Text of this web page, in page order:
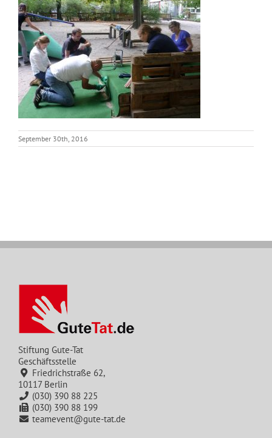
September 30th, 2016
Stiftung Gute-Tat
Geschäftsstelle
Friedrichstraße 62,
10117 Berlin
(030) 390 88 225
(030) 390 88 199
teamevent@gute-tat.de